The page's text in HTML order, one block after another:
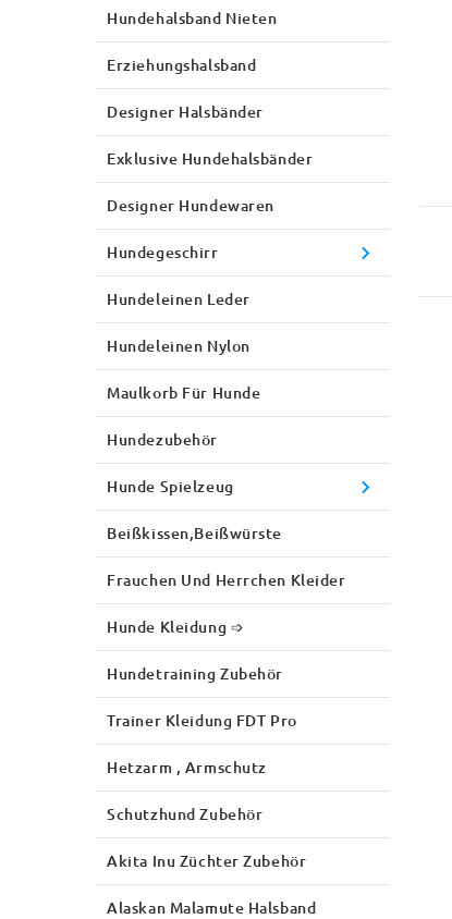
Hundehalsband Nieten
Erziehungshalsband
Designer Halsbänder
Exklusive Hundehalsbänder
Designer Hundewaren
Hundegeschirr
Hundeleinen Leder
Hundeleinen Nylon
Maulkorb Für Hunde
Hundezubehör
Hunde Spielzeug
Beißkissen,Beißwürste
Frauchen Und Herrchen Kleider
Hunde Kleidung ➩
Hundetraining Zubehör
Trainer Kleidung FDT Pro
Hetzarm , Armschutz
Schutzhund Zubehör
Akita Inu Züchter Zubehör
Alaskan Malamute Halsband